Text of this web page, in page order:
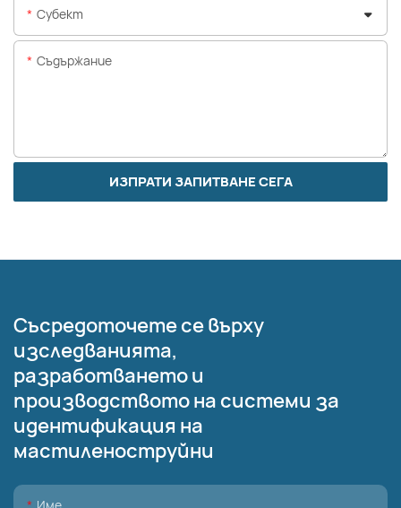
Субект
Съдържание
ИЗПРАТИ ЗАПИТВАНЕ СЕГА
Съсредоточете се върху
изследванията,
разработването и
производството на системи за
идентификация на
мастиленоструйни
Име